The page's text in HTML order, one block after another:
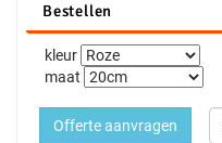
Bestellen
kleur
maat
Offerte aanvragen